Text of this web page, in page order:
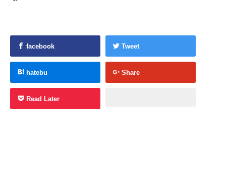
facebook Tweet
hatebu Share
Read Later